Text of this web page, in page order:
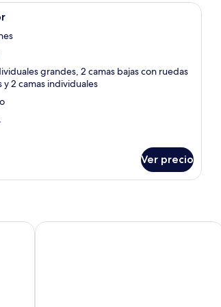
mesa con planta y un adorno en la pared.
Habitación de hotel con una amplia
grandes, 2 camas bajas con ruedas
y 2 camas individuales
Ver precio
Hunguest Buk